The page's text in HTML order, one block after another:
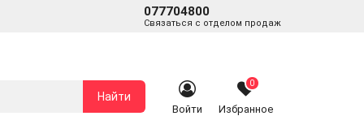
077704800
Связаться с отделом продаж
Найти
Войти
0
Избранное